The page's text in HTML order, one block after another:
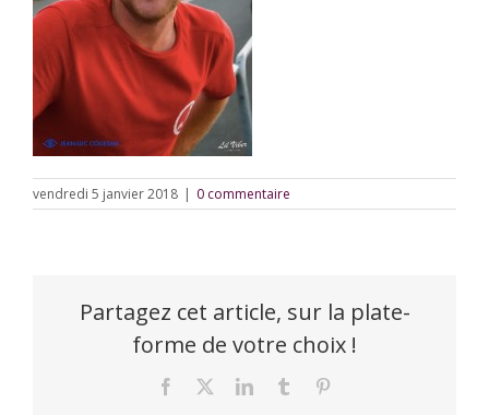
vendredi 5 janvier 2018 | 0 commentaire
Partagez cet article, sur la plate-
forme de votre choix !
Facebook LinkedInTumblr